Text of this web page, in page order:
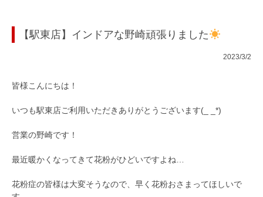
【駅東店】インドアな野崎頑張りました
2023/3/2
皆様こんにちは！
いつも駅東店ご利用いただきありがとうございます(_ _*)
営業の野崎です！
最近暖かくなってきて花粉がひどいですよね…
花粉症の皆様は大変そうなので、早く花粉おさまってほしいで